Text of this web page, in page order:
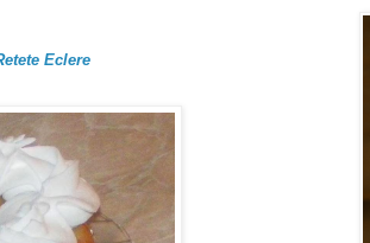
Eclere